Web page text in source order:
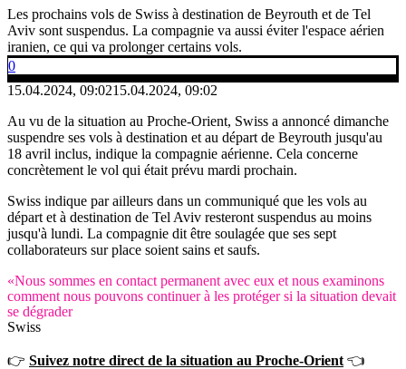
Les prochains vols de Swiss à destination de Beyrouth et de Tel
Aviv sont suspendus. La compagnie va aussi éviter l'espace aérien
iranien, ce qui va prolonger certains vols.
0
15.04.2024, 09:0215.04.2024, 09:02
Au vu de la situation au Proche-Orient, Swiss a annoncé dimanche
suspendre ses vols à destination et au départ de Beyrouth jusqu'au
18 avril inclus, indique la compagnie aérienne. Cela concerne
concrètement le vol qui était prévu mardi prochain.
Swiss indique par ailleurs dans un communiqué que les vols au
départ et à destination de Tel Aviv resteront suspendus au moins
jusqu'à lundi. La compagnie dit être soulagée que ses sept
collaborateurs sur place soient sains et saufs.
«Nous sommes en contact permanent avec eux et nous examinons
comment nous pouvons continuer à les protéger si la situation devait
se dégrader
Swiss
👉 Suivez notre direct de la situation au Proche-Orient 👈